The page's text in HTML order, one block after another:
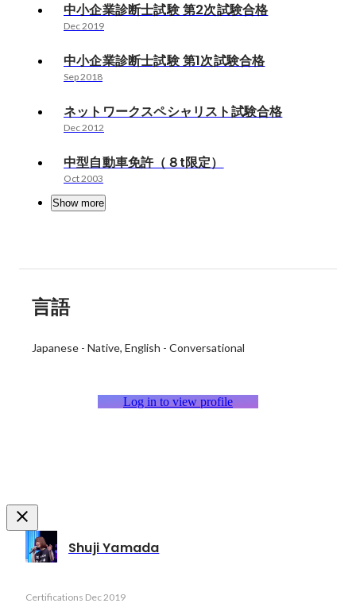
中小企業診断士試験 第2次試験合格
Dec 2019
中小企業診断士試験 第1次試験合格
Sep 2018
ネットワークスペシャリスト試験合格
Dec 2012
中型自動車免許（８t限定）
Oct 2003
Show more
言語
Japanese - Native English - Conversational
Log in to view profile
Shuji Yamada
Certifications Dec 2019